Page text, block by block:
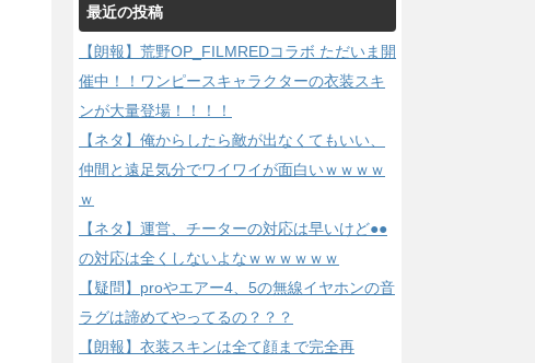
最近の投稿
【朗報】荒野OP_FILMREDコラボ ただいま開
催中！！ワンピースキャラクターの衣装スキ
ンが大量登場！！！！
【ネタ】俺からしたら敵が出なくてもいい、
仲間と遠足気分でワイワイが面白いｗｗｗｗ
ｗ
【ネタ】運営、チーターの対応は早いけど●●
の対応は全くしないよなｗｗｗｗｗｗ
【疑問】proやエアー4、5の無線イヤホンの音
ラグは諦めてやってるの？？？
【朗報】衣装スキンは全て顔まで完全再